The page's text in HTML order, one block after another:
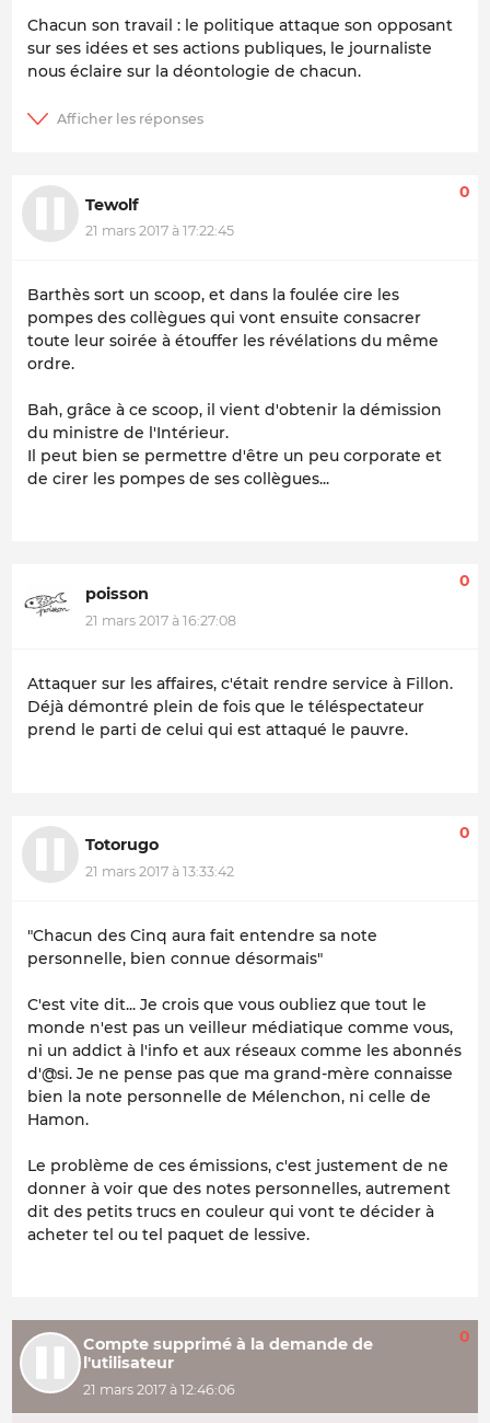
Chacun son travail : le politique attaque son opposant
sur ses idées et ses actions publiques, le journaliste
nous éclaire sur la déontologie de chacun.
Tewolf
21 mars 2017 à 17:22:45
0
Barthès sort un scoop, et dans la foulée cire les
pompes des collègues qui vont ensuite consacrer
toute leur soirée à étouffer les révélations du même
ordre.
Bah, grâce à ce scoop, il vient d'obtenir la démission
du ministre de l'Intérieur.
Il peut bien se permettre d'être un peu corporate et
de cirer les pompes de ses collègues...
poisson
21 mars 2017 à 16:27:08
0
Attaquer sur les affaires, c'était rendre service à Fillon.
Déjà démontré plein de fois que le téléspectateur
prend le parti de celui qui est attaqué le pauvre.
Totorugo
21 mars 2017 à 13:33:42
0
"Chacun des Cinq aura fait entendre sa note
personnelle, bien connue désormais"
C'est vite dit... Je crois que vous oubliez que tout le
monde n'est pas un veilleur médiatique comme vous,
ni un addict à l'info et aux réseaux comme les abonnés
d'@si. Je ne pense pas que ma grand-mère connaisse
bien la note personnelle de Mélenchon, ni celle de
Hamon.
Le problème de ces émissions, c'est justement de ne
donner à voir que des notes personnelles, autrement
dit des petits trucs en couleur qui vont te décider à
acheter tel ou tel paquet de lessive.
Compte supprimé à la demande de
l'utilisateur
21 mars 2017 à 12:46:06
0